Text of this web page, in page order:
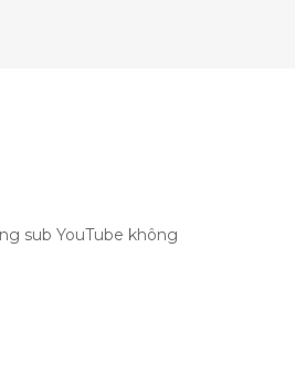
sub YouTube không